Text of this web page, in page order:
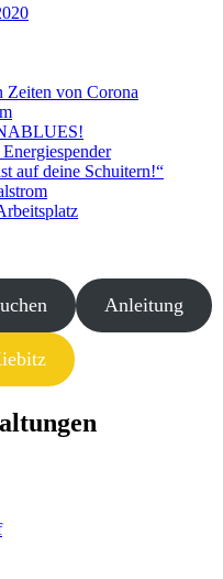
Zeiten von Corona
auf deine Schuitern!“
Anleitung